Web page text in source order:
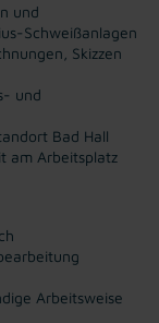
und
Schweißanlagen
Skizzen
und
Bad Hall
am Arbeitsplatz
Arbeitsweise